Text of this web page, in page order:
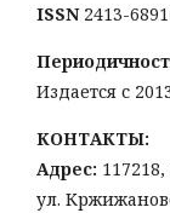
ISSN 2413-6891
Издается с
КОНТАКТЫ:
Адрес:
ул.